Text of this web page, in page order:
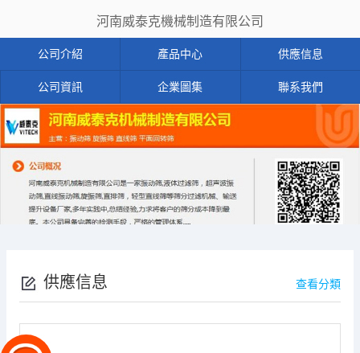
河南威泰克機械制造有限公司
公司介紹 產品中心 供應信息
公司資訊 企業圖集 聯系我們
供應信息 查看分類